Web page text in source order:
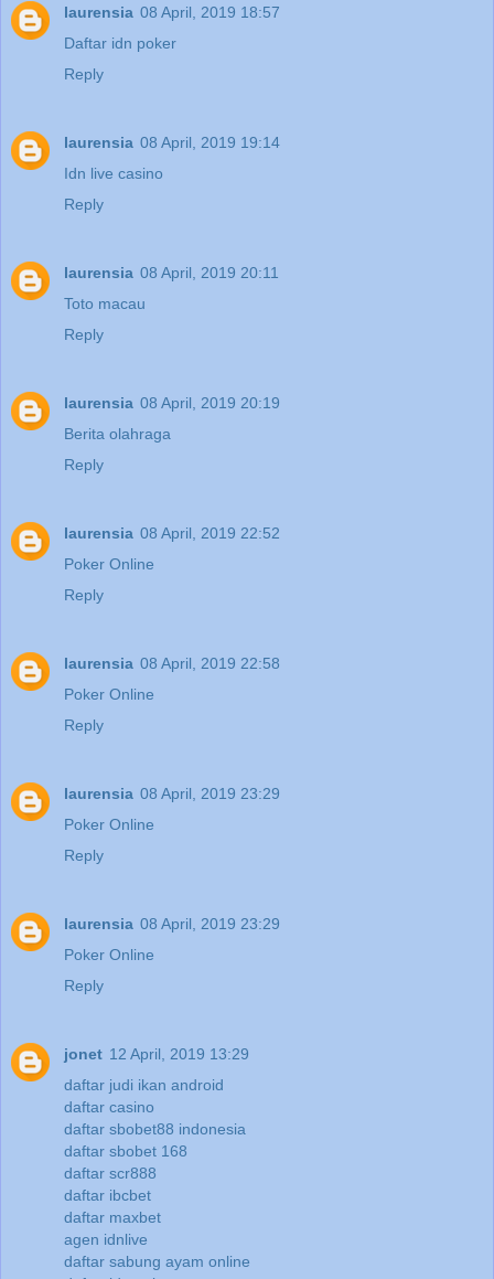
laurensia 08 April, 2019 18:57
Daftar idn poker
Reply
laurensia 08 April, 2019 19:14
Idn live casino
Reply
laurensia 08 April, 2019 20:11
Toto macau
Reply
laurensia 08 April, 2019 20:19
Berita olahraga
Reply
laurensia 08 April, 2019 22:52
Poker Online
Reply
laurensia 08 April, 2019 22:58
Poker Online
Reply
laurensia 08 April, 2019 23:29
Poker Online
Reply
laurensia 08 April, 2019 23:29
Poker Online
Reply
jonet 12 April, 2019 13:29
daftar judi ikan android
daftar casino
daftar sbobet88 indonesia
daftar sbobet 168
daftar scr888
daftar ibcbet
daftar maxbet
agen idnlive
daftar sabung ayam online